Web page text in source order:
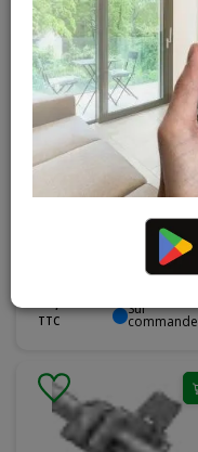
force en acier
galvanisé à chaud
TTC
Sur
commande